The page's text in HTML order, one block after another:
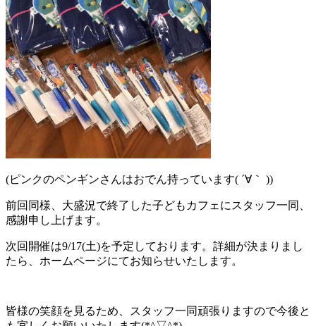
(ピンクのペンギンさんはおでん持っています( ´∀｀ ))
前回同様、大盛況で終了した子どもカフェにスタッフ一同、
感謝申し上げます。
次回開催は9/17(土)を予定しております。詳細が決まりまし
たら、ホームページにてお知らせいたします。
皆様の笑顔を見るため、スタッフ一同頑張りますので今後と